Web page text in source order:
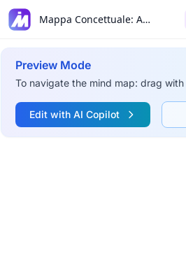
Mappa Concettuale: Astronomia Stellare ed Evoluzione
Preview Mode
To navigate the mind map: drag
Edit with AI Copilot